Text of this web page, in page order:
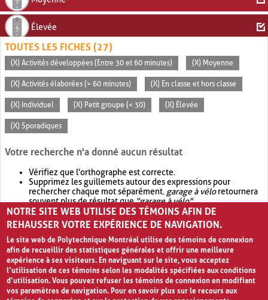
Élevée
TOUTES LES FICHES (27)
(X) Activités développées (Entre 30 et 60 minutes) (X) Moyenne
(X) Activités élaborées (> 60 minutes) (X) En classe et hors classe
(X) Individuel (X) Petit groupe (< 30) (X) Élevée
(X) Sporadiques
Votre recherche n'a donné aucun résultat
Vérifiez que l'orthographe est correcte.
Supprimez les guillemets autour des expressions pour
rechercher chaque mot séparément. garage à véloretournera
souvent plus de résultat que"garage à vélo".
Envisagez d'élargir votre recherche avec OR.garage OR vélo
retournera souvent plus de résultat quegarage à vélo
NOTRE SITE WEB UTILISE DES TÉMOINS AFIN DE
REHAUSSER VOTRE EXPÉRIENCE DE NAVIGATION.
Le site web de Polytechnique Montréal utilise des témoins de connexion
afin de recueillir des statistiques générales et offrir une meilleure
expérience à ses visiteurs. En naviguant sur le site, vous acceptez
l’utilisation de ces témoins selon les modalités spécifiées aux conditions
d’utilisation. Vous pouvez refuser les témoins de connexion en modifiant
vos paramètres de navigation. Pour en savoir plus sur le recours aux